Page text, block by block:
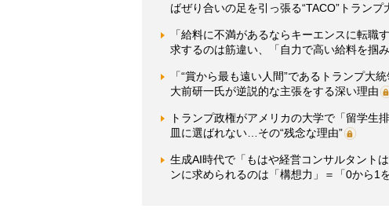
ばぜり合いの足を引っ張る“TACO”トランプ
「給料に不満があるならキーエンスに転
求するのは筋違い、「自力で高い給料を掴
「“賞から最も遠い人間”であるトランプ大
大前研一氏が逆説的な主張をする深い理由
トランプ政権がアメリカの大学で「留学生
皿に選ばれない…その“残念な理由”
生成AI時代で「もはや経営コンサルタント
ンに求められるのは「構想力」＝「0から1